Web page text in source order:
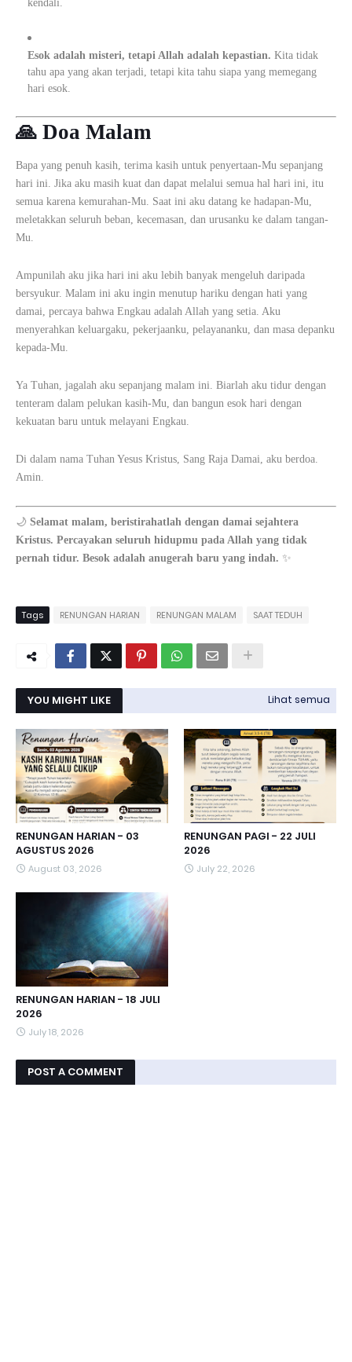
kendali.
Esok adalah misteri, tetapi Allah adalah kepastian. Kita tidak
tahu apa yang akan terjadi, tetapi kita tahu siapa yang memegang
hari esok.
🙏 Doa Malam
Bapa yang penuh kasih, terima kasih untuk penyertaan-Mu sepanjang
hari ini. Jika aku masih kuat dan dapat melalui semua hal hari ini, itu
semua karena kemurahan-Mu. Saat ini aku datang ke hadapan-Mu,
meletakkan seluruh beban, kecemasan, dan urusanku ke dalam tangan-
Mu.
Ampunilah aku jika hari ini aku lebih banyak mengeluh daripada
bersyukur. Malam ini aku ingin menutup hariku dengan hati yang
damai, percaya bahwa Engkau adalah Allah yang setia. Aku
menyerahkan keluargaku, pekerjaanku, pelayananku, dan masa depanku
kepada-Mu.
Ya Tuhan, jagalah aku sepanjang malam ini. Biarlah aku tidur dengan
tenteram dalam pelukan kasih-Mu, dan bangun esok hari dengan
kekuatan baru untuk melayani Engkau.
Di dalam nama Tuhan Yesus Kristus, Sang Raja Damai, aku berdoa.
Amin.
🌙 Selamat malam, beristirahatlah dengan damai sejahtera
Kristus. Percayakan seluruh hidupmu pada Allah yang tidak
pernah tidur. Besok adalah anugerah baru yang indah. ✨
Tags RENUNGAN HARIAN RENUNGAN MALAM SAAT TEDUH
YOU MIGHT LIKE Lihat semua
RENUNGAN HARIAN - 03
AGUSTUS 2026
August 03, 2026
RENUNGAN PAGI - 22 JULI
2026
July 22, 2026
RENUNGAN HARIAN - 18 JULI
2026
July 18, 2026
POST A COMMENT